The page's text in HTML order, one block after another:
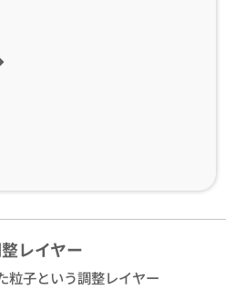
レイヤー
子という調整レイヤー